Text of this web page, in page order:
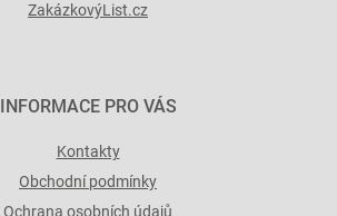
ZakázkovýList.cz
INFORMACE PRO VÁS
Kontakty
Obchodní podmínky
Ochrana osobních údajů